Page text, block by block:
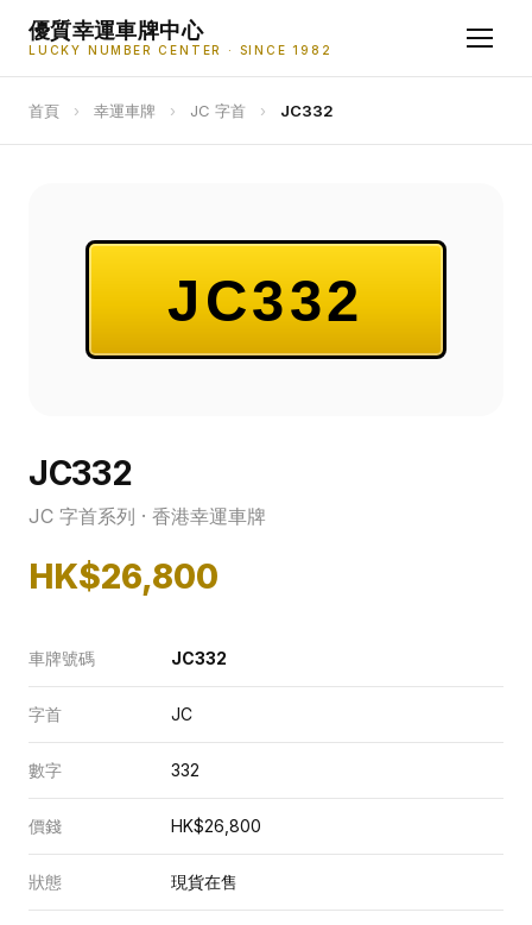
優質幸運車牌中心
LUCKY NUMBER CENTER · SINCE 1982
首頁 › 幸運車牌 › JC 字首 › JC332
JC332
JC332
JC 字首系列 · 香港幸運車牌
HK$26,800
車牌號碼 JC332
字首 JC
數字 332
價錢 HK$26,800
狀態 現貨在售